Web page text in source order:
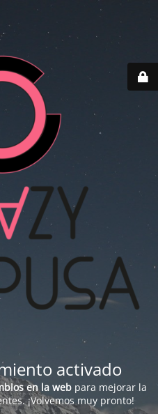
activado
en la web para mejorar la
¡Volvemos muy pronto!